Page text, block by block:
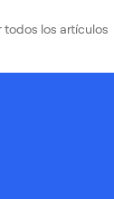
todos los artículos